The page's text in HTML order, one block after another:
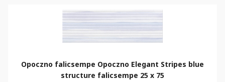
Opoczno falicsempe Opoczno Elegant Stripes blue
structure falicsempe 25 x 75